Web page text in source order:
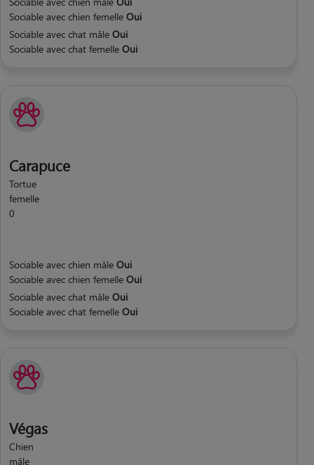
Sociable avec chien femelle Oui
Sociable avec chat mâle Oui
Sociable avec chat femelle Oui
Carapuce
Tortue
femelle
0
Sociable avec chien mâle Oui
Sociable avec chien femelle Oui
Sociable avec chat mâle Oui
Sociable avec chat femelle Oui
Végas
Chien
mâle